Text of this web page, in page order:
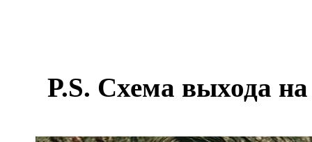
P.S. Схема выхода